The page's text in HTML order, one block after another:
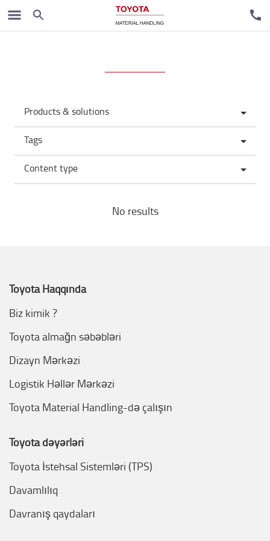
Products & solutions
Tags
Content type
No results
Toyota Haqqında
Biz kimik ?
Toyota almağn səbəbləri
Dizayn Mərkəzi
Logistik Həllər Mərkəzi
Toyota Material Handling-də çalışın
Toyota dəyərləri
Toyota İstehsal Sistemləri (TPS)
Davamlılıq
Davranış qaydaları